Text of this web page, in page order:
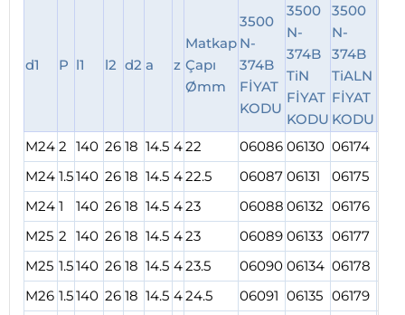
d1 P l1 l2 d2 a z
Matkap
Çapı
Ømm
3500
N-
374B
FİYAT
KODU
3500
N-
374B
TiN
FİYAT
KODU
3500
N-
374B
TiALN
FİYAT
KODU
M24 2 140 26 18 14.5 422 06086 06130 06174
M24 1.5140 26 18 14.5 422.5 06087 06131 06175
M24 1 140 26 18 14.5 423 06088 06132 06176
M25 2 140 26 18 14.5 423 06089 06133 06177
M25 1.5140 26 18 14.5 423.5 06090 06134 06178
M26 1.5140 26 18 14.5 424.5 06091 06135 06179